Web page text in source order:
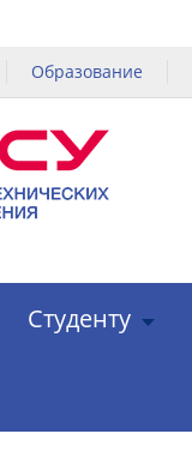
Образование
Студенту